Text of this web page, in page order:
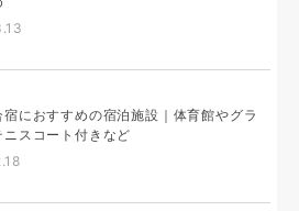
宿におすすめの宿泊施設｜体育館やグラ
ニスコート付きなど